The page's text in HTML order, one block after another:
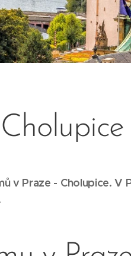
v Praze - Cholupice. V